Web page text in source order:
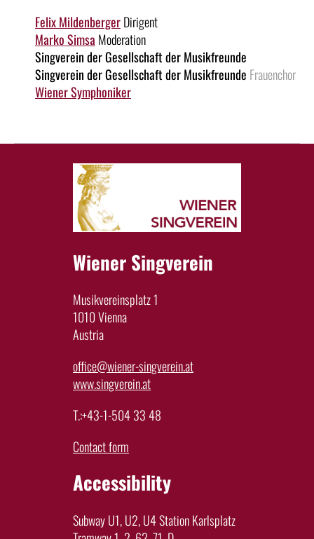
Felix MildenbergerDirigent
Marko Simsa Moderation
Singverein der Gesellschaft der Musikfreunde
Singverein der Gesellschaft der Musikfreunde Frauenchor
Wiener Symphoniker
Wiener Singverein
Musikvereinsplatz 1
1010 Vienna
Austria
office@wiener-singverein.at
www.singverein.at
T.:+43-1-504 33 48
Contact form
Accessibility
Subway U1, U2, U4 Station Karlsplatz